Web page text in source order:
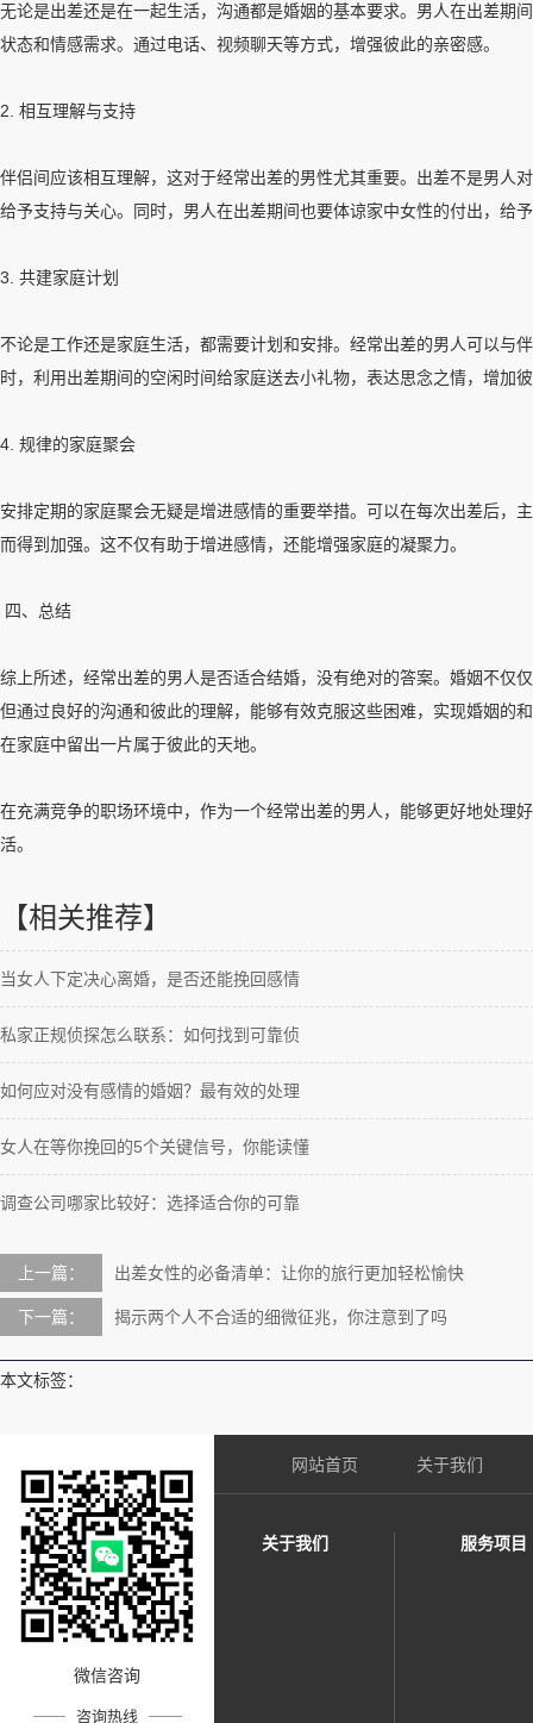
无论是出差还是在一起生活，沟通都是婚姻的基本要求。男人在出差期
状态和情感需求。通过电话、视频聊天等方式，增强彼此的亲密感。
2. 相互理解与支持
伴侣间应该相互理解，这对于经常出差的男性尤其重要。出差不是男人
给予支持与关心。同时，男人在出差期间也要体谅家中女性的付出，给
3. 共建家庭计划
不论是工作还是家庭生活，都需要计划和安排。经常出差的男人可以与
时，利用出差期间的空闲时间给家庭送去小礼物，表达思念之情，增加
4. 规律的家庭聚会
安排定期的家庭聚会无疑是增进感情的重要举措。可以在每次出差后，
而得到加强。这不仅有助于增进感情，还能增强家庭的凝聚力。
四、总结
综上所述，经常出差的男人是否适合结婚，没有绝对的答案。婚姻不仅
但通过良好的沟通和彼此的理解，能够有效克服这些困难，实现婚姻的
在家庭中留出一片属于彼此的天地。
在充满竞争的职场环境中，作为一个经常出差的男人，能够更好地处理
活。
【相关推荐】
当女人下定决心离婚，是否还能挽回感情
私家正规侦探怎么联系：如何找到可靠侦
如何应对没有感情的婚姻？最有效的处理
女人在等你挽回的5个关键信号，你能读懂
调查公司哪家比较好：选择适合你的可靠
上一篇： 出差女性的必备清单：让你的旅行更加轻松愉快
下一篇： 揭示两个人不合适的细微征兆，你注意到了吗
本文标签：
微信咨询
咨询热线
网站首页 关于我们
关于我们 服务项目